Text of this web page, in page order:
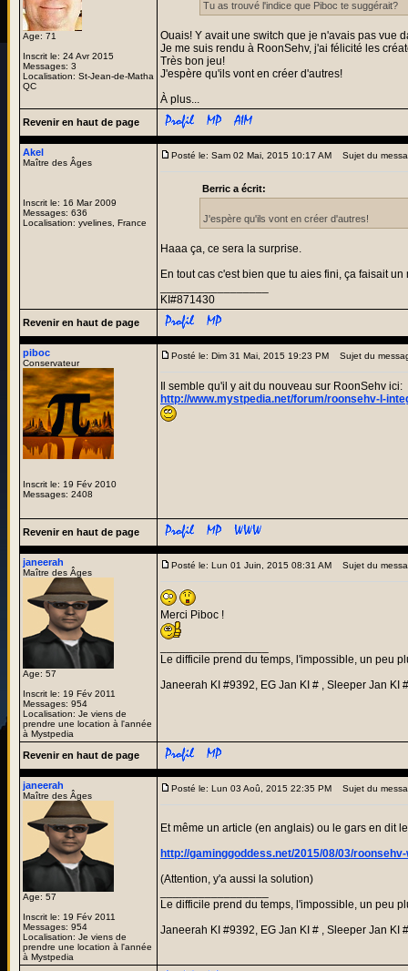
Age: 71
Inscrit le: 24 Avr 2015
Messages: 3
Localisation: St-Jean-de-Matha
QC
Tu as trouvé l'indice que Piboc te suggérait?
Ouais! Y avait une switch que je n'avais pas vue
Je me suis rendu à RoonSehv, j'ai félicité les
Très bon jeu!
J'espère qu'ils vont en créer d'autres!
À plus...
Revenir en haut de page
Akel
Maître des Âges
Inscrit le: 16 Mar 2009
Messages: 636
Localisation: yvelines, France
Posté le: Sam 02 Mai, 2015 10:17 AM Sujet du
Berric a écrit:
J'espère qu'ils vont en créer d'autres!
Haaa ça, ce sera la surprise.
En tout cas c'est bien que tu aies fini, ça faisait
KI#871430
Revenir en haut de page
piboc
Conservateur
Inscrit le: 19 Fév 2010
Messages: 2408
Posté le: Dim 31 Mai, 2015 19:23 PM Sujet du
Il semble qu'il y ait du nouveau sur RoonSehv ici:
http://www.mystpedia.net/forum/roonsehv-l-
Revenir en haut de page
janeerah
Maître des Âges
Age: 57
Inscrit le: 19 Fév 2011
Messages: 954
Localisation: Je viens de
prendre une location à l'année
à Mystpedia
Posté le: Lun 01 Juin, 2015 08:31 AM Sujet du
Merci Piboc !
Le difficile prend du temps, l'impossible, un peu
Janeerah KI #9392, EG Jan KI # , Sleeper Jan KI #
Revenir en haut de page
janeerah
Maître des Âges
Age: 57
Inscrit le: 19 Fév 2011
Messages: 954
Localisation: Je viens de
prendre une location à l'année
à Mystpedia
Posté le: Lun 03 Aoû, 2015 22:35 PM Sujet du
Et même un article (en anglais) ou le gars en dit
http://gaminggoddess.net/2015/08/03/
(Attention, y'a aussi la solution)
Le difficile prend du temps, l'impossible, un peu
Janeerah KI #9392, EG Jan KI # , Sleeper Jan KI #